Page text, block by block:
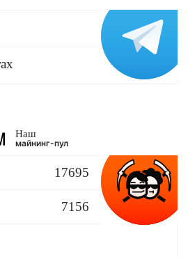
Наш
майнинг-пул
17695
7156